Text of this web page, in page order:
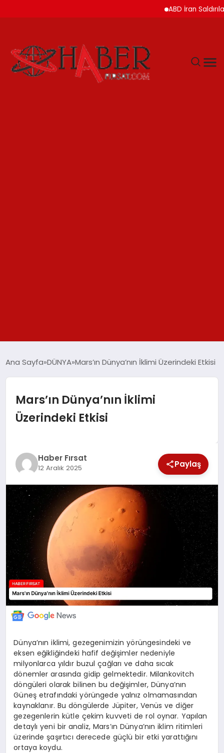
ABD İran
SPOR
YAŞAM
SAĞLIK
EKONOMİ
MAGAZİN
EĞİTİM
DÜNYA
Ana Sayfa DÜNYA Mars’ın Dünya’nın İklimi Üzerindeki Etkisi
Mars’ın Dünya’nın İklimi
Üzerindeki Etkisi
Haber Fırsat
12 Aralık 2025 Paylaş
Dünya’nın iklimi, gezegenimizin yörüngesindeki ve
eksen eğikliğindeki hafif değişimler nedeniyle
milyonlarca yıldır buzul çağları ve daha sıcak
dönemler arasında gidip gelmektedir. Milankovitch
döngüleri olarak bilinen bu değişimler, Dünya’nın
Güneş etrafındaki yörüngede yalnız olmamasından
kaynaklanır. Bu döngülerde Jüpiter, Venüs ve diğer
gezegenlerin kütle çekim kuvveti de rol oynar. Yapılan
detaylı yeni bir analiz, Mars’ın Dünya’nın iklim ritimleri
üzerinde şaşırtıcı derecede güçlü bir etki yarattığını
ortaya koydu.